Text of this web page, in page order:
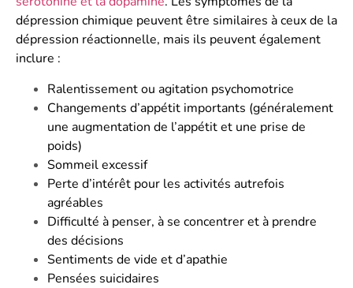
dépression chimique peuvent être similaires à ceux de la
dépression réactionnelle, mais ils peuvent également
inclure :
Ralentissement ou agitation psychomotrice
Changements d’appétit importants (généralement
une augmentation de l’appétit et une prise de
poids)
Sommeil excessif
Perte d’intérêt pour les activités autrefois
agréables
Difficulté à penser, à se concentrer et à prendre
des décisions
Sentiments de vide et d’apathie
Pensées suicidaires